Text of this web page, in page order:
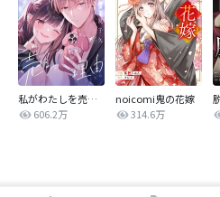
私がわたしを売る理由
606.2万
noicomi鬼の花嫁
314.6万